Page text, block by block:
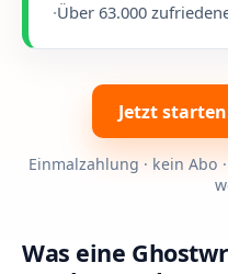
·Über 63.000
Jetzt
Einmalzahlung · kein Abo
Was eine